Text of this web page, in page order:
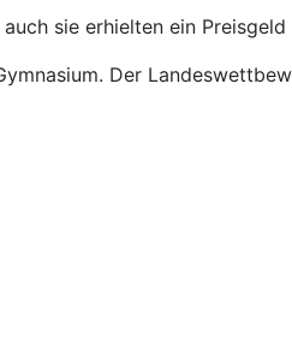
sie erhielten ein
Der